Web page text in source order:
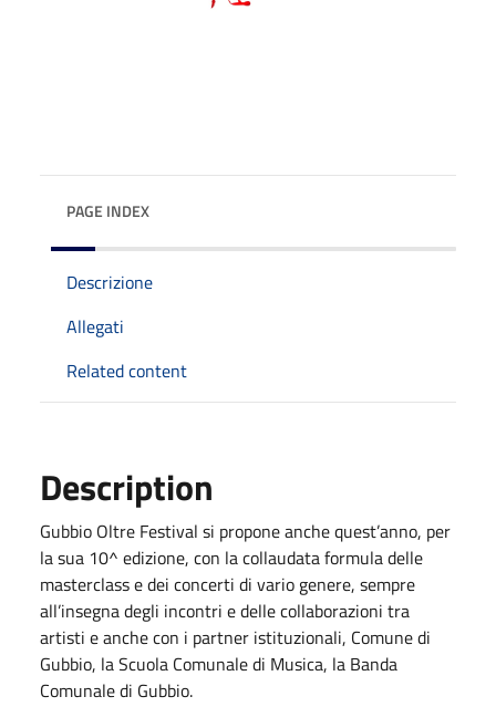
PAGE INDEX
Descrizione
Allegati
Related content
Description
Gubbio Oltre Festival si propone anche quest’anno, per
la sua 10^ edizione, con la collaudata formula delle
masterclass e dei concerti di vario genere, sempre
all’insegna degli incontri e delle collaborazioni tra
artisti e anche con i partner istituzionali, Comune di
Gubbio, la Scuola Comunale di Musica, la Banda
Comunale di Gubbio.